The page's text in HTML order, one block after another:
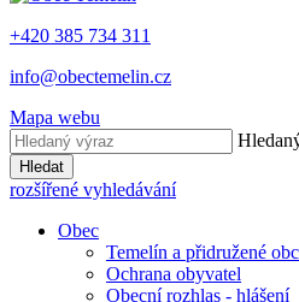
+420 385 734 311
info@obectemelin.cz
Mapa webu
Hledat
rozšířené vyhledávání
Obec
Temelín a přidružené
Ochrana obyvatel
Obecní rozhlas - hlášení